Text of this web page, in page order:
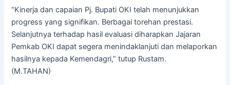
“Kinerja dan capaian Pj. Bupati OKI telah menunjukkan
progress yang signifikan. Berbagai torehan prestasi.
Selanjutnya terhadap hasil evaluasi diharapkan Jajaran
Pemkab OKI dapat segera menindaklanjuti dan melaporkan
hasilnya kepada Kemendagri,” tutup Rustam.
(M.TAHAN)